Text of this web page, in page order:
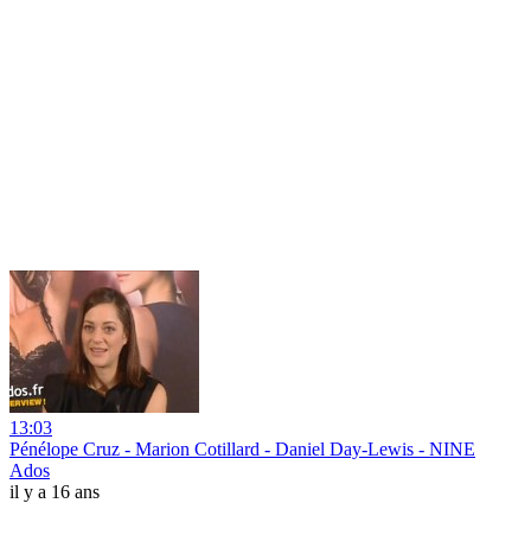
13:03
Pénélope Cruz - Marion Cotillard - Daniel Day-Lewis - NINE
Ados
il y a 16 ans